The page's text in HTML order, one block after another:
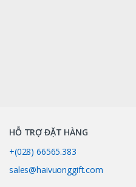
HỖ TRỢ ĐẶT HÀNG
+(028) 66565.383
sales@haivuonggift.com